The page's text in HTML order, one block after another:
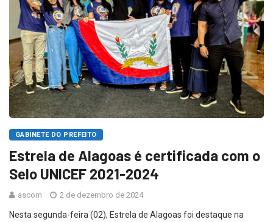
GABINETE DO PREFEITO
Estrela de Alagoas é certificada com o
Selo UNICEF 2021-2024
ascom 2 de dezembro de 2024
Nesta segunda-feira (02), Estrela de Alagoas foi destaque na